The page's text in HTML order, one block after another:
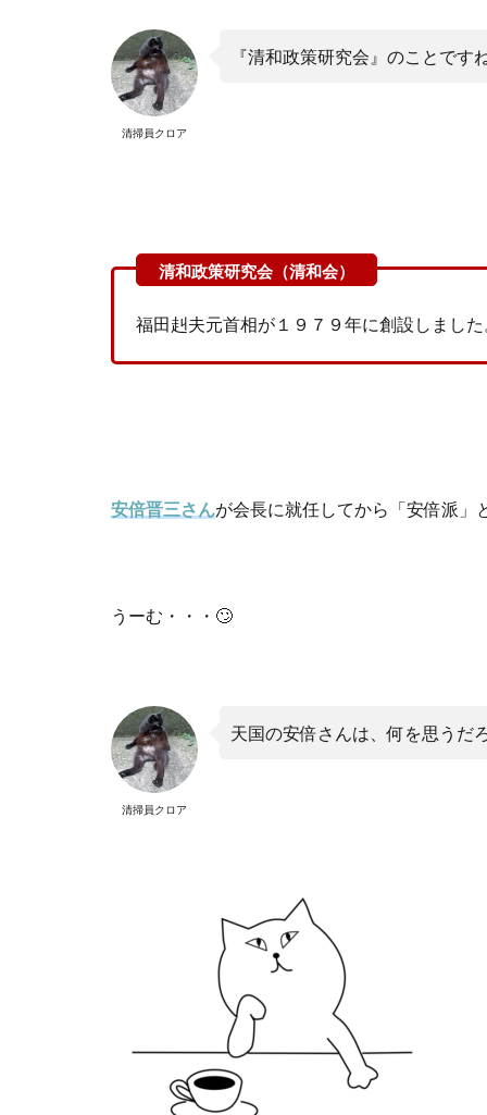
清掃員クロア
『清和政策研究会』のことです
福田赳夫元首相が１９７９年に創設しまし
安倍晋三さんが会長に就任してから「安倍派」
うーむ・・・🙄
清掃員クロア
天国の安倍さんは、何を思うだ